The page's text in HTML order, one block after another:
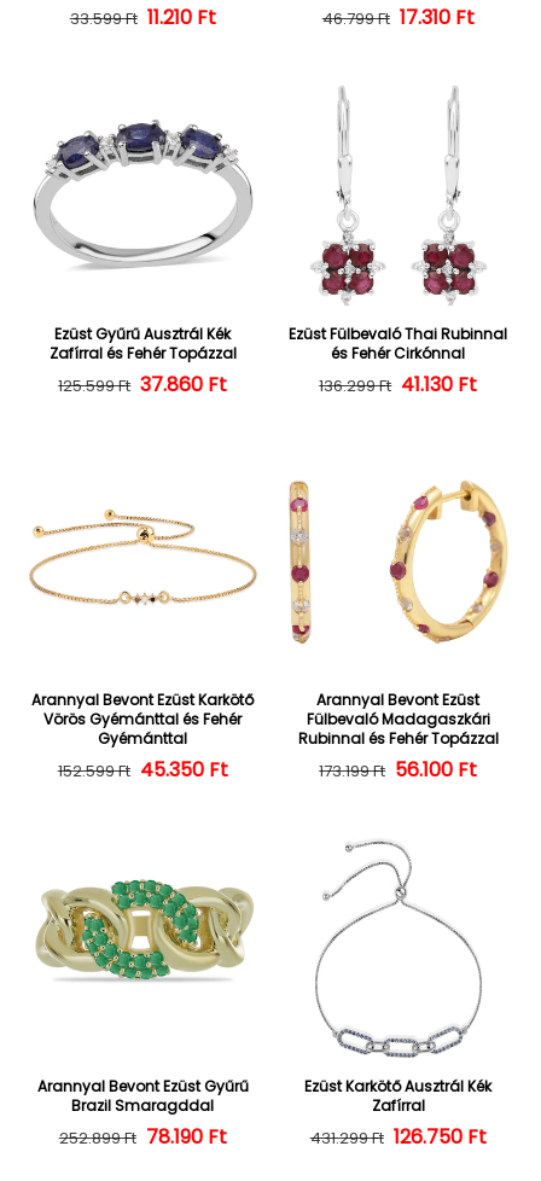
Normál ár
33.599 Ft Kedvezményes ár
11.210 Ft Normál ár
46.799 Ft 17.310 Ft
Ezüst Gyűrű Ausztrál Kék
Zafírral és Fehér Topázzal
Normál ár
125.599 Ft Kedvezményes ár
37.860 Ft
Ezüst Fülbevaló Thai Rubinnal
és Fehér Cirkónnal
Normál ár
136.299 Ft 41.130 Ft
Arannyal Bevont Ezüst Karkötő
Vörös Gyémánttal és Fehér
Gyémánttal
Normál ár
152.599 Ft Kedvezményes ár
45.350 Ft
Arannyal Bevont Ezüst
Fülbevaló Madagaszkári
Rubinnal és Fehér Topázzal
Normál ár
173.199 Ft 56.100 Ft
Arannyal Bevont Ezüst Gyűrű
Brazil Smaragddal
Normál ár
252.899 Ft Kedvezményes ár
78.190 Ft
Ezüst Karkötő Ausztrál Kék
Zafírral
Normál ár
431.299 Ft 126.750 Ft